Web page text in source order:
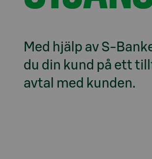
Med hjälp av S-
du din kund på ett
avtal med kunden.